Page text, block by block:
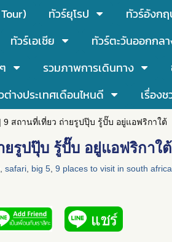
ทัวร์ยุโรป ทัวร์อังก
ทัวร์เอเชีย ทัวร์ตะวันออกกล
รวมภาพการเดินทาง
ต่างประเทศเดือนไหนดี เรื่อง
9 สถานที่เที่ยว ถ่ายรูปปุ๊บ รู้ปั๊บ อยู่แอฟริกาใต้
รูปปุ๊บ รู้ปั๊บ อยู่แอฟริกาใต้
safari big 5 9 places to visit in south africa